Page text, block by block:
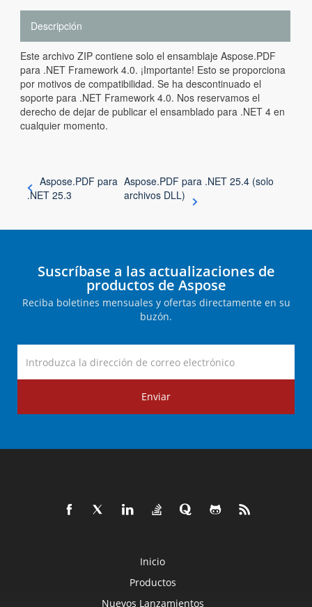
Descripción
Este archivo ZIP contiene solo el ensamblaje Aspose.PDF
para .NET Framework 4.0. ¡Importante! Esto se proporciona
por motivos de compatibilidad. Se ha descontinuado el
soporte para .NET Framework 4.0. Nos reservamos el
derecho de dejar de publicar el ensamblado para .NET 4 en
cualquier momento.
Aspose.PDF para
.NET 25.3
Aspose.PDF para .NET 25.4 (solo
archivos DLL)
Suscríbase a las actualizaciones de
productos de Aspose
Reciba boletines mensuales y ofertas directamente en su
buzón.
Enviar
Inicio
Productos
Nuevos Lanzamientos